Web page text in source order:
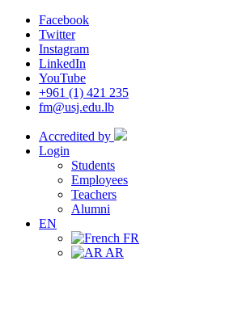
Facebook
Twitter
Instagram
LinkedIn
YouTube
+961 (1) 421 235
fm@usj.edu.lb
Accredited by
Login
Students
Employees
Teachers
Alumni
EN
FR
AR